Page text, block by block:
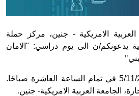
الامريكية - جنين، مركز حملة
يدعونكم/ن الى يوم دراسي: "الامان
"
يوم الاثنين الموافق 5/11/2018 في تمام الساعة العاشرة صباحًا.
الجامعة العربية الامريكية- جنين.